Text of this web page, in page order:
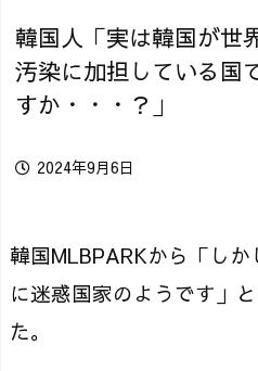
韓国人「実は韓国が世
汚染に加担している国
すか・・・？」
2024年9月6日
韓国MLBPARKから「し
に迷惑国家のようです」
た。